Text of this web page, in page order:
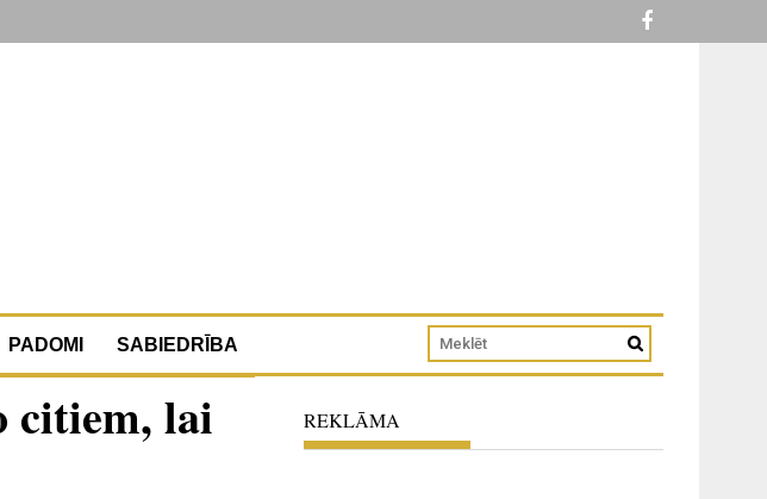
PADOMI SABIEDRĪBA
citiem, lai REKLĀMA